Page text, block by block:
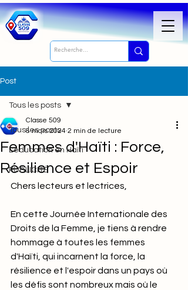
Post
Tous les posts
L'éducation en Haïti
PUBLICITÉ
Tous les posts
Femmes d'Haïti : Force,
Résilience et Espoir
Classe 509
8 mars 2024 2 min de lecture
Chers lecteurs et lectrices,
En cette Journée Internationale des
Droits de la Femme, je tiens à rendre
hommage à toutes les femmes
d'Haïti, qui incarnent la force, la
résilience et l'espoir dans un pays où
les défis sont nombreux mais où le